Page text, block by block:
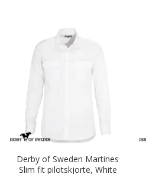
Derby of Sweden Martines
Slim fit pilotskjorte, White